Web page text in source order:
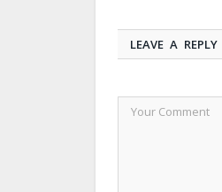
LEAVE A REPLY